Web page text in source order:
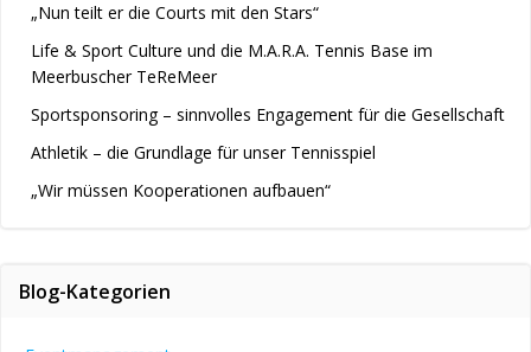
„Nun teilt er die Courts mit den Stars“
Life & Sport Culture und die M.A.R.A. Tennis Base im
Meerbuscher TeReMeer
Sportsponsoring – sinnvolles Engagement für die Gesellschaft
Athletik – die Grundlage für unser Tennisspiel
„Wir müssen Kooperationen aufbauen“
Blog-Kategorien